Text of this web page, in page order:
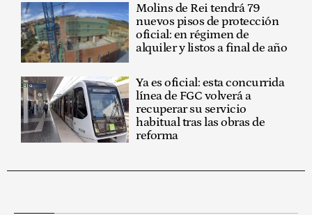
Molins de Rei tendrá 79
nuevos pisos de protección
oficial: en régimen de
alquiler y listos a final de año
Ya es oficial: esta concurrida
línea de FGC volverá a
recuperar su servicio
habitual tras las obras de
reforma